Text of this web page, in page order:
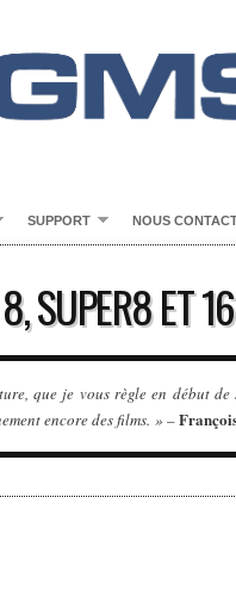
SUPPORT NOUS
SUPER8 ET
que je vous règle en début
encore des films. » –